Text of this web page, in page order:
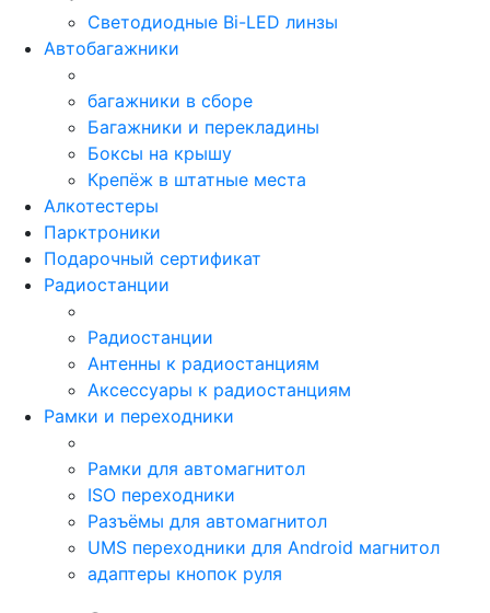
Светодиодные Bi-LED линзы
Автобагажники
багажники в сборе
Багажники и перекладины
Боксы на крышу
Крепёж в штатные места
Алкотестеры
Парктроники
Подарочный сертификат
Радиостанции
Радиостанции
Антенны к радиостанциям
Аксессуары к радиостанциям
Рамки и переходники
Рамки для автомагнитол
ISO переходники
Разъёмы для автомагнитол
UMS переходники для Android магнитол
адаптеры кнопок руля